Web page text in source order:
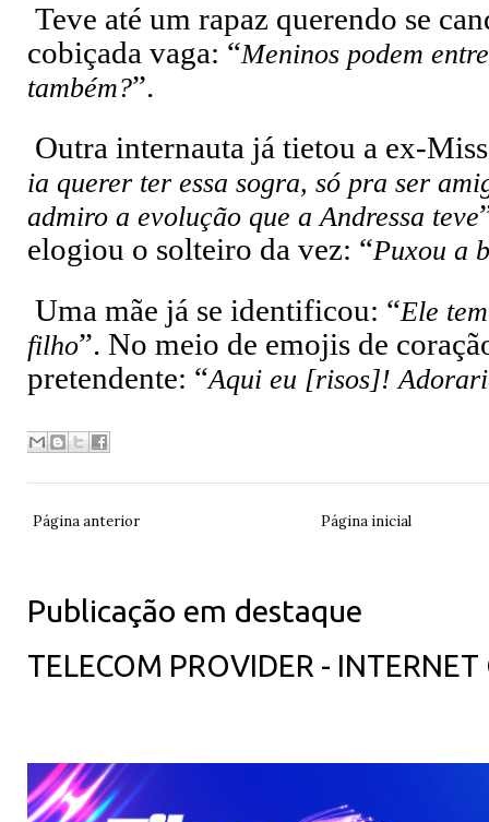
Teve até um rapaz querendo se
cobiçada vaga: “Meninos podem
também?”.
Outra internauta já tietou a ex-
ia querer ter essa sogra, só pra ser
admiro a evolução que a Andressa teve
elogiou o solteiro da vez: “Puxou a
Uma mãe já se identificou: “Ele
filho”. No meio de emojis de
pretendente: “Aqui eu [risos]!
Página anterior Página inicial
Publicação em destaque
TELECOM PROVIDER -